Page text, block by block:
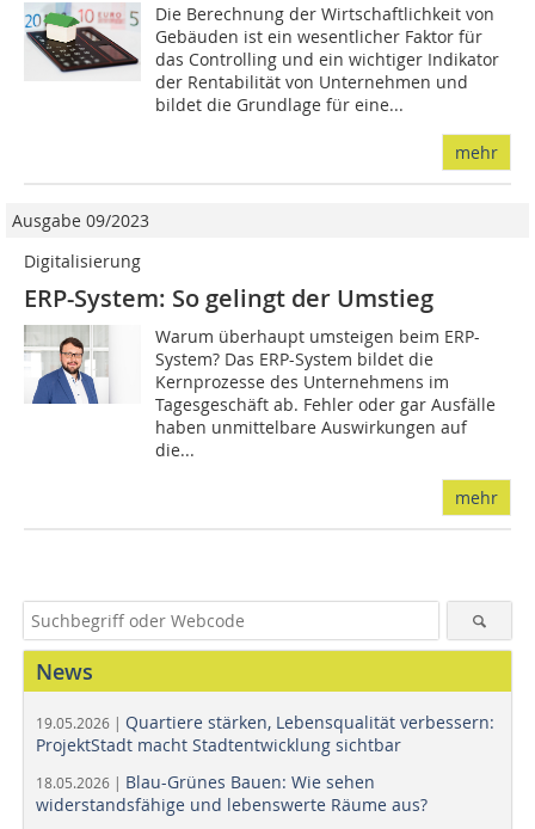
Die Berechnung der Wirtschaftlichkeit von
Gebäuden ist ein wesentlicher Faktor für
das Controlling und ein wichtiger Indikator
der Rentabilität von Unternehmen und
bildet die Grundlage für eine...
mehr
Ausgabe 09/2023
Digitalisierung
ERP-System: So gelingt der Umstieg
Warum überhaupt umsteigen beim ERP-
System? Das ERP-System bildet die
Kernprozesse des Unternehmens im
Tagesgeschäft ab. Fehler oder gar Ausfälle
haben unmittelbare Auswirkungen auf
die...
mehr
News
19.05.2026 | Quartiere stärken, Lebensqualität verbessern:
ProjektStadt macht Stadtentwicklung sichtbar
18.05.2026 | Blau-Grünes Bauen: Wie sehen
widerstandsfähige und lebenswerte Räume aus?